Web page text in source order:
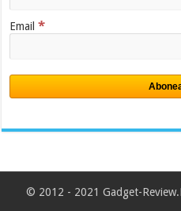
Email*
© 2012 - 2021 Gadget-